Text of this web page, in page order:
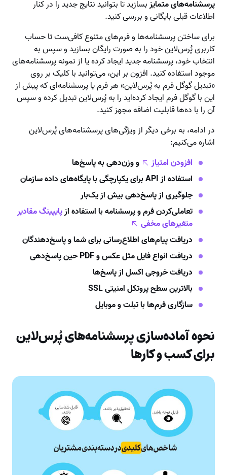
پرسشنامه‌های متمایزبسازید تا بتوانید نتایج جدید را در کنار
اطلاعات قبلی بایگانی و بررسی کنید.
برای ساختن پرسشنامه‌ها و فرم‌های متنوع کافی‌ست تا حساب
کاربری پُرس‌لاین خود را به صورت رایگان بسازید و سپس به
انتخاب خود، پرسشنامه جدید ایجاد کرده یا از نمونه پرسشنامه‌های
موجود استفاده کنید. افزون بر این، می‌توانید با کلیک بر روی
«تبدیل گوگل فرم به پُرس‌لاین» هر فرم یا پرسشنامه‌ای که پیش از
این با گوگل فرم ایجاد کرده‌اید را به پُرس‌لاین تبدیل کرده و سپس
آن را با ده‌ها قابلیت اضافه مجهز کنید.
در ادامه، به برخی دیگر از ویژگی‌های پرسشنامه‌های پُرس‌لاین
اشاره می‌کنیم:
افزودن امتیاز
و وزن‌دهی به پاسخ‌ها
استفاده از API برای یکپارچگی با پایگاه‌های داده سازمان
جلوگیری از پاسخ‌دهی بیش از یک‌بار
تعاملی‌کردن فرم و پرسشنامه با استفاده ازپایپینگ مقادیر
متغیرهای مخفی
دریافت پیام‌های اطلاع‌رسانی برای شما و پاسخ‌دهندگان
دریافت انواع فایل مثل عکس و PDF حین پاسخ‌دهی
دریافت خروجی اکسل از پاسخ‌ها
بالاترین سطح پروتکل امنیتی SSL
سازگاری فرم‌ها با تبلت و موبایل
نحوه آماده‌سازی پرسشنامه‌های پُرس‌لاین
برای کسب و کارها